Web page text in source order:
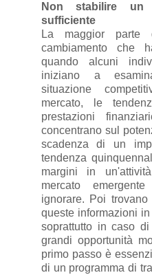
Non stabilire
sufficiente
La maggior parte
cambiamento che
quando alcuni
iniziano a
situazione
mercato, le
prestazioni
concentrano sul
scadenza di un
tendenza
margini in
mercato
ignorare. Poi
queste informazioni
soprattutto in caso
grandi opportunità
primo passo è
di un programma di